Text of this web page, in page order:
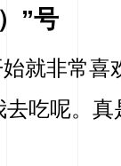
”号
就非常喜
吃呢。真